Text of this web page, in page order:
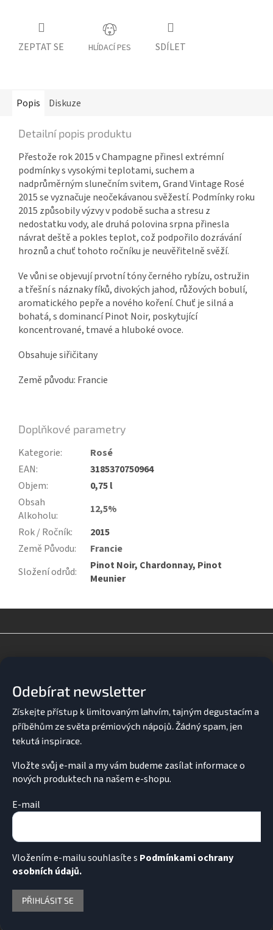
ZEPTAT SE HLÍDACÍ PES SDÍLET
Popis Diskuze
Detailní popis produktu
Přestože rok 2015 v Champagne přinesl extrémní
podmínky s vysokými teplotami, suchem a
nadprůměrným slunečním svitem, Grand Vintage Rosé
2015 se vyznačuje neočekávanou svěžestí. Podmínky roku
2015 způsobily výzvy v podobě sucha a stresu z
nedostatku vody, ale druhá polovina srpna přinesla
návrat deště a pokles teplot, což podpořilo dozrávání
hroznů a chuť tohoto ročníku je neuvěřitelně svěží.
Ve vůni se objevují prvotní tóny černého rybízu, ostružin
a třešní s náznaky fíků, divokých jahod, růžových bobulí,
aromatického pepře a nového koření. Chuť je silná a
bohatá, s dominancí Pinot Noir, poskytující
koncentrované, tmavé a hluboké ovoce.
Obsahuje siřičitany
Země původu: Francie
Doplňkové parametry
Kategorie:
Rosé
EAN:
3185370750964
Objem:
0,75 l
Obsah
Alkoholu:
12,5%
Rok / Ročník:
2015
Země Původu:
Francie
Složení odrůd:
Pinot Noir, Chardonnay, Pinot
Meunier
Odebírat newsletter
Vložte svůj e-mail a my vám budeme zasílat informace o
nových produktech na našem e-shopu.
E-mail
Vložením e-mailu souhlasíte s Podmínkami ochrany
osobních údajů.
PŘIHLÁSIT SE